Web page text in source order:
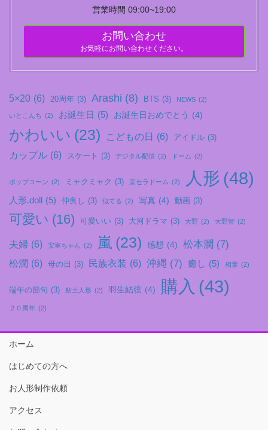
営業時間 09:00~19:00
お問い合わせ
お気軽にお問い合わせください。
5×20 (6) 20周年 (3) Arashi (8) BTS (3) NEWS (2)
いとこんち (2) お誕生日 (5) お誕生日おめでとう (4)
かわいい (23) こどもの日 (6) アイドル (3)
カップル (6) スケート (3) デジタル配信 (2) ドーム (2)
ポップコーン (2) ミャクミャク (3) 京セラドーム (2) 人形 (48)
人形.doll (5) 仲良し (3) 似てる (2) 写真 (4) 動画 (3)
可愛い (16) 可愛いい (3) 大河ドラマ (3) 大野 (2) 大野智 (2)
夫婦 (6) 安室ちゃん (2) 嵐 (23) 感想 (4) 松本潤 (7)
松潤 (6) 母の日 (3) 民族衣装 (6) 沖縄 (7) 癒し (5) 相葉 (2)
端午の節句 (3) 粘土人形 (2) 羽生結弦 (4) 購入 (43)
２０周年 (2)
ホーム
はじめての方へ
お人形制作依頼
アクセス